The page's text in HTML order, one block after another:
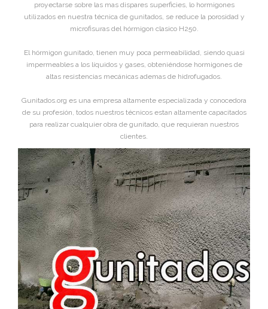
proyectarse sobre las mas dispares superficies, lo hormigones
utilizados en nuestra técnica de gunitados, se reduce la porosidad y
microfisuras del hórmigon clasico H250.
El hórmigon gunitado, tienen muy poca permeabilidad, siendo quasi
impermeables a los líquidos y gases, obteniéndose hormigones de
altas resistencias mecánicas ademas de hidrofugados.
Gunitados.org es una empresa altamente especializada y conocedora
de su profesión, todos nuestros técnicos estan altamente capacitados
para realizar cualquier obra de gunitado, que requieran nuestros
clientes.